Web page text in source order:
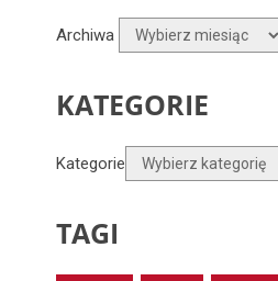
Archiwa
KATEGORIE
Kategorie
TAGI